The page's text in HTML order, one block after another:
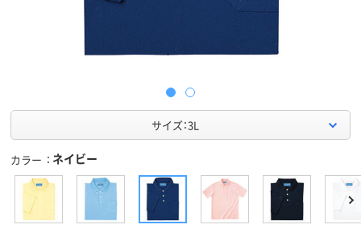
サイズ：3L
カラー ネイビー